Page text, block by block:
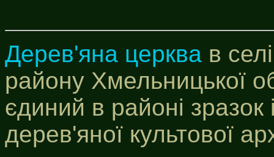
Дерев'яна церква в
району Хмельницької
єдиний в районі зразок
дерев'яної культової